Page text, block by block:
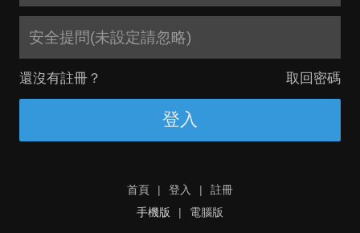
安全提問(未設定請忽略)
還沒有註冊？ 取回密碼
登入
首頁 | 登入 |
註冊
手機版
| 電腦版